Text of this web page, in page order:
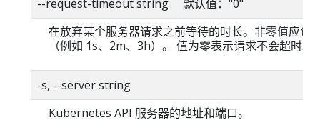
--request-timeout string 默认值："0"
在放弃某个服务器请求之前等待的时长。非零值应包
（例如 1s、2m、3h）。 值为零表示请求不会超时。
-s, --server string
Kubernetes API 服务器的地址和端口。